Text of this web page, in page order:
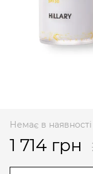
Немає в наявності
1 714 грн